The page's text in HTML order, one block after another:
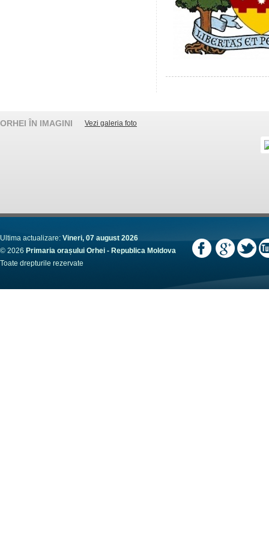
ORHEI ÎN IMAGINI Vezi galeria foto
Ultima actualizare: Vineri, 07 august 2026
© 2026 Primaria orașului Orhei - Republica Moldova
Toate drepturile rezervate